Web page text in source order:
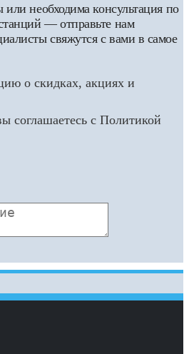
или необходима консультация по
— отправьте нам
свяжутся с вами в самое
о скидках, акциях и
соглашаетесь с Политикой